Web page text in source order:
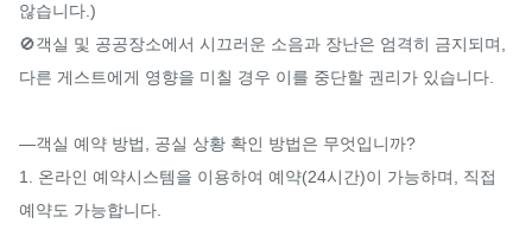
않습니다.)
🚫객실 및 공공장소에서 시끄러운 소음과 장난은 엄격히 금지되며,
다른 게스트에게 영향을 미칠 경우 이를 중단할 권리가 있습니다.
—객실 예약 방법, 공실 상황 확인 방법은 무엇입니까?
1. 온라인 예약시스템을 이용하여 예약(24시간)이 가능하며, 직접
예약도 가능합니다.